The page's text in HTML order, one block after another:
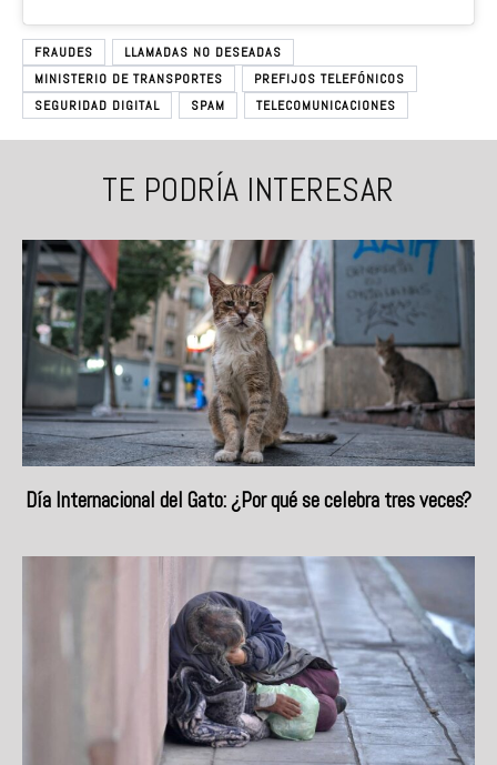
FRAUDES
LLAMADAS NO DESEADAS
MINISTERIO DE TRANSPORTES
PREFIJOS TELEFÓNICOS
SEGURIDAD DIGITAL
SPAM TELECOMUNICACIONES
TE PODRÍA INTERESAR
Día Internacional del Gato: ¿Por qué se celebra tres veces?